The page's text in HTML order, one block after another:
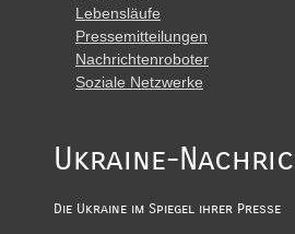
Lebensläufe
Pressemitteilungen
Nachrichtenroboter
Soziale Netzwerke
Ukraine-
Die Ukraine im Spiegel ihrer Presse